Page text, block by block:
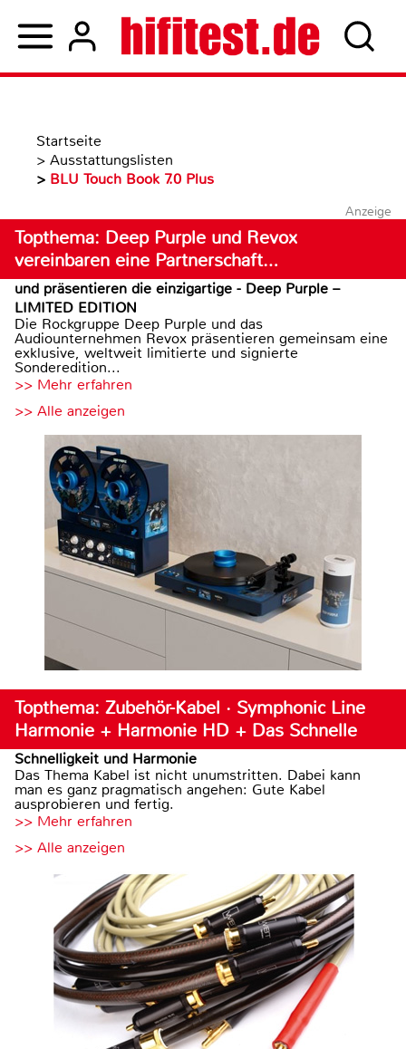
Startseite
> Ausstattungslisten
> BLU Touch Book 7.0 Plus
Anzeige
Topthema: Deep Purple und Revox
vereinbaren eine Partnerschaft…
und präsentieren die einzigartige - Deep Purple –
LIMITED EDITION
Die Rockgruppe Deep Purple und das
Audiounternehmen Revox präsentieren gemeinsam eine
exklusive, weltweit limitierte und signierte
Sonderedition...
>> Mehr erfahren
>> Alle anzeigen
Topthema: Zubehör-Kabel · Symphonic Line
Harmonie + Harmonie HD + Das Schnelle
Schnelligkeit und Harmonie
Das Thema Kabel ist nicht unumstritten. Dabei kann
man es ganz pragmatisch angehen: Gute Kabel
ausprobieren und fertig.
>> Mehr erfahren
>> Alle anzeigen